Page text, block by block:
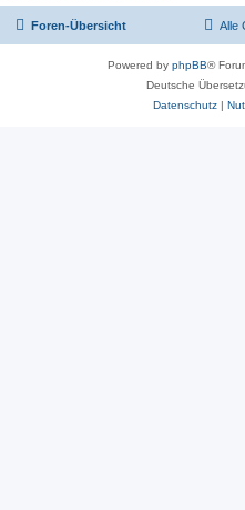
Foren-Übersicht Alle
Powered by phpBB®
Deutsche
Datenschutz|